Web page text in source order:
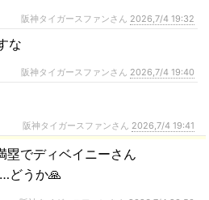
阪神タイガースファンさん 2026,7/4 19:32
な
阪神タイガースファンさん 2026,7/4 19:40
阪神タイガースファンさん 2026,7/4 19:41
塁でディベイニーさん
どうか🙏